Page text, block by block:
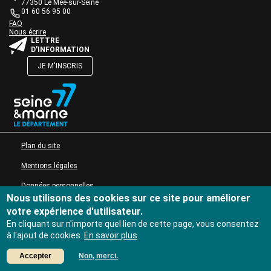
Actions culturelles
Desserte documentaire
Accompagnement au quotidien
Accompagnement de projets
Ressources
Veille professionnelle
Fiches pratiques
Publications
de
texte
77350 Le Mée-sur-Seine
01 60 56 95 00
Bloc
de
texte
Une question ?
FAQ
Nous écrire
Bloc
de
LETTRE
D'INFORMATION
JE M'INSCRIS
texte
MENU PIED DE PAGE
Plan du site
Mentions légales
Données personnelles
Accessibilité : non conforme
Nous utilisons des cookies sur ce site pour améliorer
votre expérience d'utilisateur.
En cliquant sur n'importe quel lien de cette page, vous consentez
à l'ajout de cookies. En savoir plus
Accepter Non, merci.